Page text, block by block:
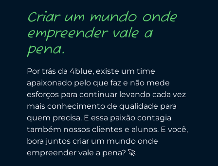
Criar um mundo onde
empreender vale a
pena.
Por trás da 4blue, existe um time
apaixonado pelo que faz e não mede
esforços para continuar levando cada vez
mais conhecimento de qualidade para
quem precisa. E essa paixão contagia
também nossos clientes e alunos. E você,
bora juntos criar um mundo onde
empreender vale a pena? 🚀